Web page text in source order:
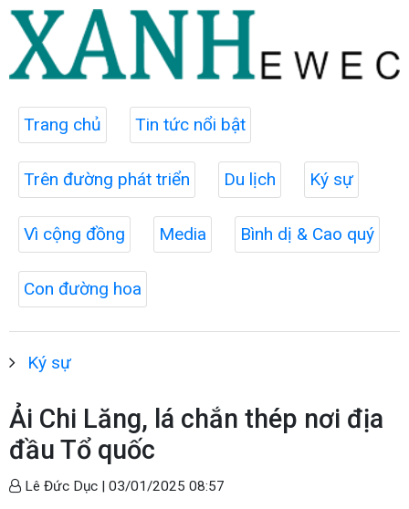
Trang chủ Tin tức nổi bật
Trên đường phát triển Du lịch Ký sự
Vì cộng đồng Media Bình dị & Cao quý
Con đường hoa
Ký sự
Ải Chi Lăng, lá chắn thép nơi địa
đầu Tổ quốc
Lê Đức Dục | 03/01/2025 08:57